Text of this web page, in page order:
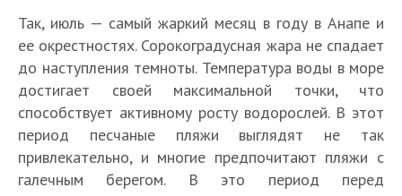
Так, июль — самый жаркий месяц в году в Анапе и
ее окрестностях. Сорокоградусная жара не спадает
до наступления темноты. Температура воды в море
достигает своей максимальной точки, что
способствует активному росту водорослей. В этот
период песчаные пляжи выглядят не так
привлекательно, и многие предпочитают пляжи с
галечным берегом. В это период перед